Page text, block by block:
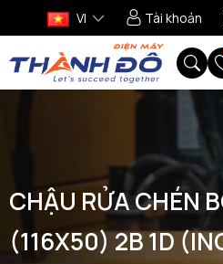
VI Tài khoản
CHẬU RỬA CHÉN
(116X50) 2B 1D